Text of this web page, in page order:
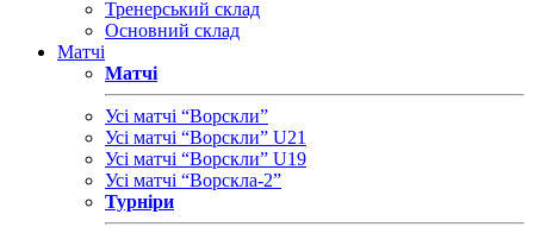
Тренерський склад
Основний склад
Матчі
Матчі
Усі матчі “Ворскли”
Усі матчі “Ворскли” U21
Усі матчі “Ворскли” U19
Усі матчі “Ворскла-2”
Турніри